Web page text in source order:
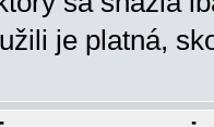
je platná,